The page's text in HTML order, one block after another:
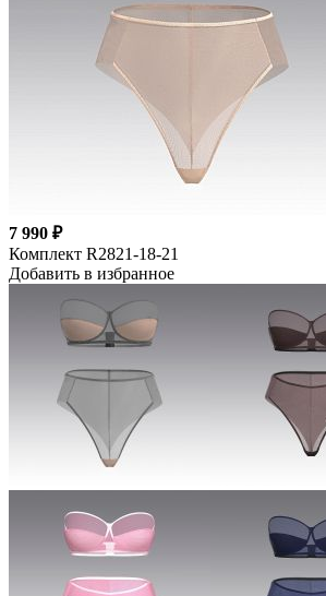
7 990 ₽
Комплект R2821-18-21
Добавить в избранное